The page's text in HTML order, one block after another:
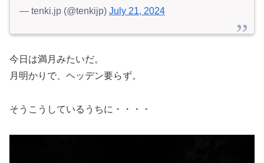
— tenki.jp (@tenkijp) July 21, 2024
今日は満月みたいだ。
月明かりで、ヘッデン要らず。
そうこうしているうちに・・・・